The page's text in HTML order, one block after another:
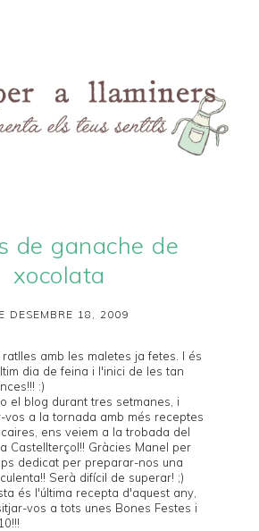
de ganache de
xocolata
DESEMBRE 18, 2009
amb les maletes ja fetes. I és
dia de feina i l'inici de les tan
:)
el blog durant tres setmanes, i
vos a la tornada amb més receptes
ens veiem a latrobada del
Castellterçol!! Gràcies Manel per
dedicat per preparar-nos una
Serà difícil de superar! ;)
és l'última recepta d'aquest any,
vos a tots unes Bones Festes i